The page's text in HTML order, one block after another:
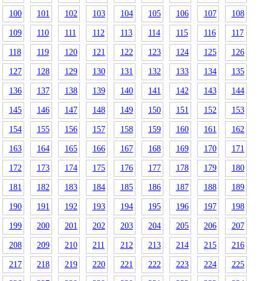
100 101 102 103 104 105 106 107 108
109 110 111 112 113 114 115 116 117
118 119 120 121 122 123 124 125 126
127 128 129 130 131 132 133 134 135
136 137 138 139 140 141 142 143 144
145 146 147 148 149 150 151 152 153
154 155 156 157 158 159 160 161 162
163 164 165 166 167 168 169 170 171
172 173 174 175 176 177 178 179 180
181 182 183 184 185 186 187 188 189
190 191 192 193 194 195 196 197 198
199 200 201 202 203 204 205 206 207
208 209 210 211 212 213 214 215 216
217 218 219 220 221 222 223 224 225